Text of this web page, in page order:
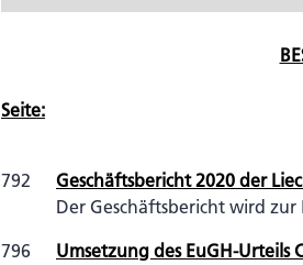
Seite:
792
Geschäftsbericht 2020 der
Der Geschäftsbericht wird
796
Umsetzung des EuGH-Urteils